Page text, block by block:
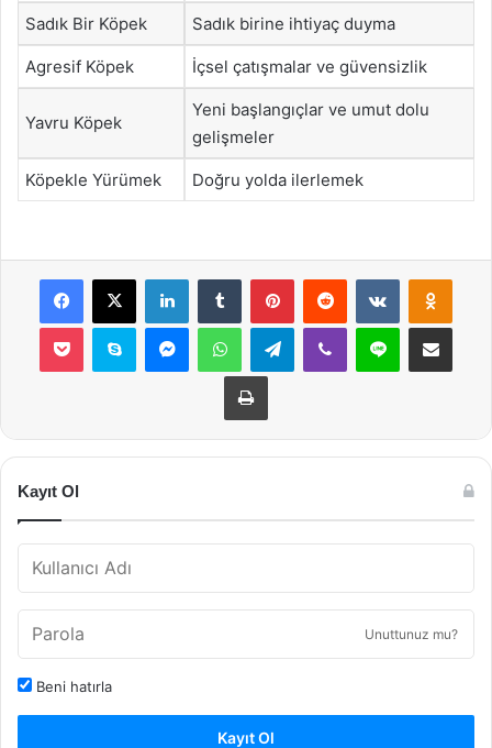
Sadık Bir Köpek Sadık birine ihtiyaç duyma
Agresif Köpek İçsel çatışmalar ve güvensizlik
Yavru Köpek
Yeni başlangıçlar ve umut dolu
gelişmeler
Köpekle Yürümek Doğru yolda ilerlemek
Facebook
X LinkedInTumblr PinterestReddit VKontakte
Pocket Skype MessengerWhatsAppTelegramViber Line E-Posta ile
Yazdır
Kayıt Ol
Unuttunuz mu?
Beni hatırla
Kayıt Ol